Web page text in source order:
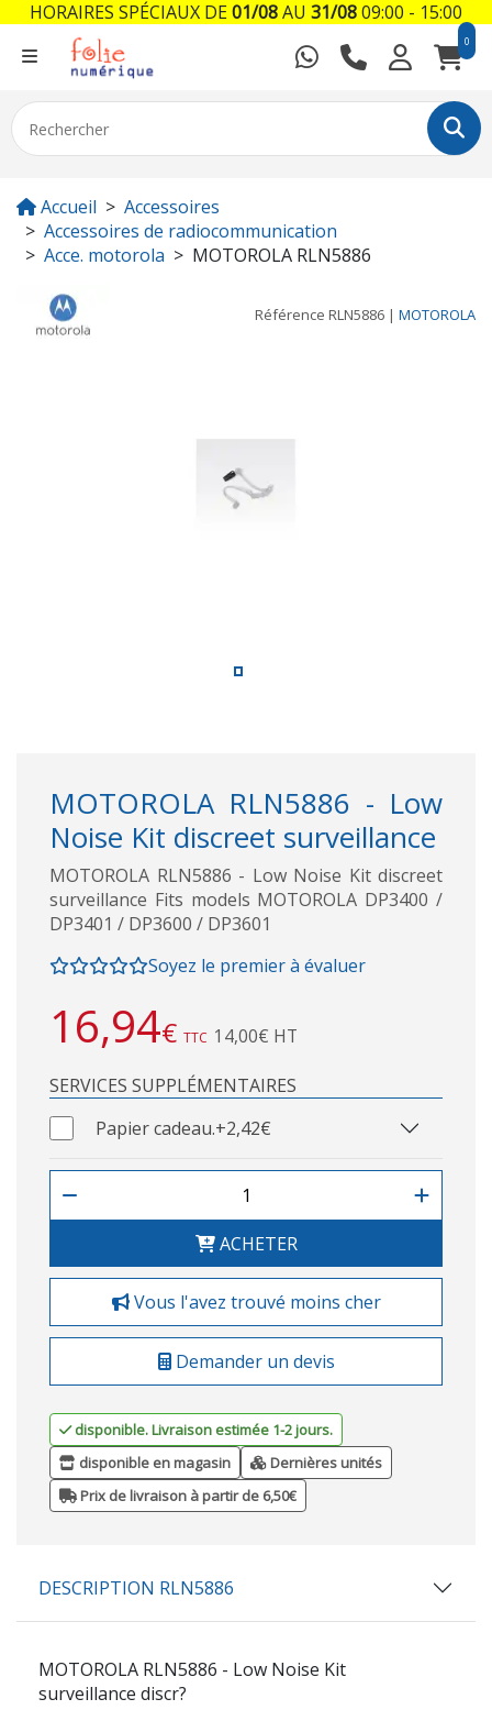
0
Accueil
Accessoires
Accessoires de radiocommunication
Acce. motorola
MOTOROLA RLN5886
Référence RLN5886 | MOTOROLA
MOTOROLA RLN5886 - Low
Noise Kit discreet surveillance
MOTOROLA RLN5886 - Low Noise Kit discreet
surveillance Fits models MOTOROLA DP3400 /
DP3401 / DP3600 / DP3601
Soyez le premier à évaluer
16,94€ TTC 14,00€ HT
SERVICES SUPPLÉMENTAIRES
Papier cadeau.+2,42€
ACHETER
Vous l'avez trouvé moins cher
Demander un devis
disponible. Livraison estimée 1-2 jours.
disponible en magasin
Dernières unités
Prix de livraison à partir de 6,50€
DESCRIPTION RLN5886
MOTOROLA RLN5886 - Low Noise Kit
surveillance discr?
HORAIRES SPÉCIAUX DE01/08AU 31/0809:00 - 15:00